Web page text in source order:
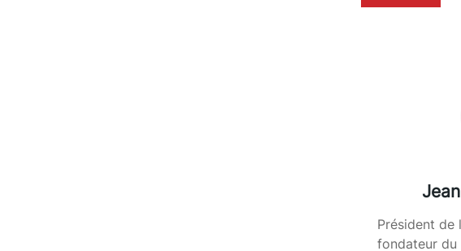
Président de
fondateur du